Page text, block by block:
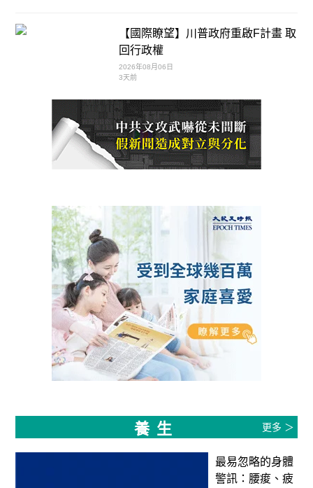
【國際瞭望】川普政府重啟F計畫 取
回行政權
2026年08月06日
3天前
養生 更多 ＞
最易忽略的身體
警訊：腰痠、疲